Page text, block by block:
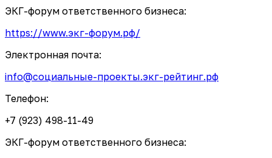
ЭКГ-форум ответственного бизнеса:
https://www.экг-форум.рф/
Электронная почта:
info@социальные-проекты.экг-рейтинг.рф
Телефон:
+7 (923) 498-11-49
ЭКГ-форум ответственного бизнеса: